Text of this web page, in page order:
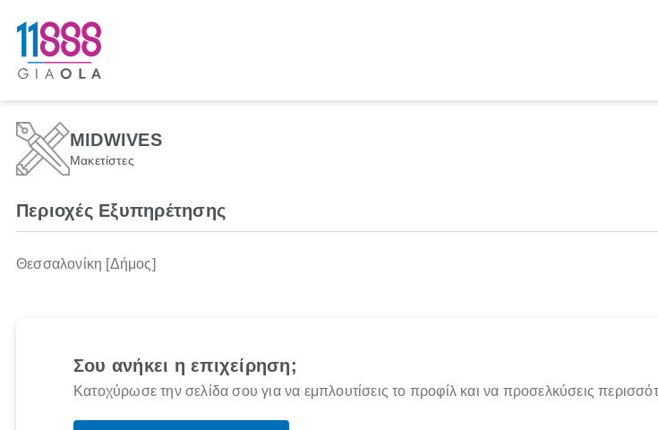
ΜIDWIVES
Μακετίστες
Περιοχές Εξυπηρέτησης
Θεσσαλονίκη [Δήμος]
Σου ανήκει η επιχείρηση;
Κατοχύρωσε την σελίδα σου για να εμπλουτίσεις το προφίλ και να προσελκύσεις